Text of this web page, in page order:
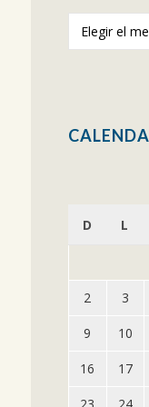
anteriores
D L
2 3
9 10
16 17
23 24